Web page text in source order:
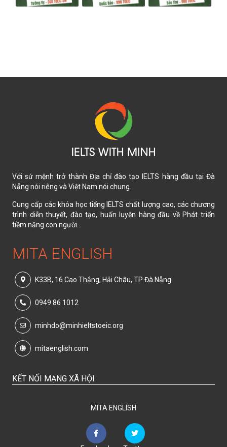
Với sứ mệnh trở thành Địa chỉ đào tạo IELTS hàng đầu tại Đà
Nẵng nói riêng và Việt Nam nói chung.
Cung cấp các khóa học tiếng IELTS chất lượng cao, các chương
trình diễn thuyết, đào tạo, huấn luyện hàng đầu về Phát triển
tiềm năng con người...
MITA ENGLISH
K33B, 16 Cao Thắng, Hải Châu, TP Đà Nẵng
0949 86 1012
minhdo@minhieltstoeic.org
mitaenglish.com
KẾT NỐI MẠNG XÃ HỘI
MITA ENGLISH